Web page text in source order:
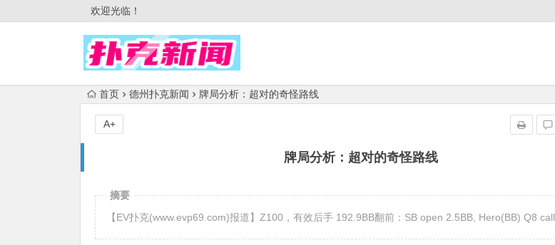
欢迎光临！
首页 德州扑克新闻 牌局分析：超对的奇怪路线
牌局分析：超对的奇怪路线
A+
摘要
【EV扑克(www.evp69.com)报道】Z100，有效后手 192.9BB翻前：SB open 2.5BB, Hero(BB) Q8 call